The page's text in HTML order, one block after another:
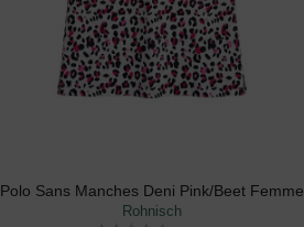
Polo Sans Manches Deni Pink/Beet Femme
Rohnisch